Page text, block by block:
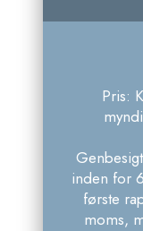
Pris:
inden for
første
moms,